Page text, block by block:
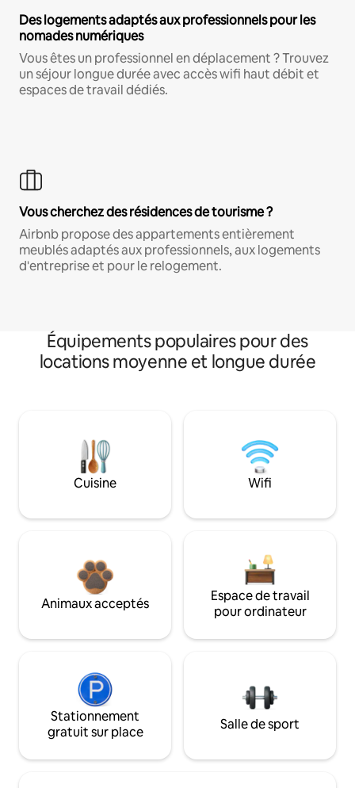
Des logements adaptés aux professionnels pour les
nomades numériques
Vous êtes un professionnel en déplacement ? Trouvez
un séjour longue durée avec accès wifi haut débit et
espaces de travail dédiés.
Vous cherchez des résidences de tourisme ?
Airbnb propose des appartements entièrement
meublés adaptés aux professionnels, aux logements
d'entreprise et pour le relogement.
Équipements populaires pour des
locations moyenne et longue durée
Cuisine Wifi
Animaux acceptés
Espace de travail
pour ordinateur
Stationnement
gratuit sur place
Salle de sport